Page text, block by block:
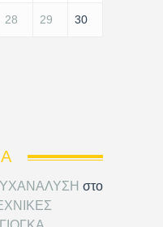
28 29 30
στο